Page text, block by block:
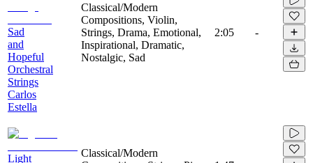
Sad
and
Hopeful
Orchestral
Strings
Carlos
Estella
Classical/Modern
Compositions, Violin,
Strings, Drama, Emotional,
Inspirational, Dramatic,
Nostalgic, Sad
2:05 -
Light
Classical/Modern